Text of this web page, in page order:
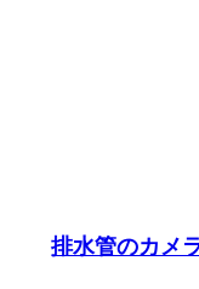
排水管のカメ